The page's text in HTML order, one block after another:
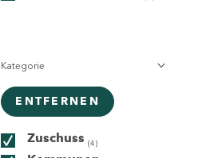
Kategorie
ENTFERNEN
Zuschuss (4)